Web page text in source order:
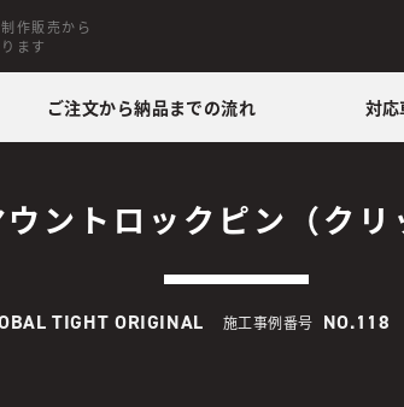
作販売から
ます
ご注文から納品までの流れ 対
ウントロックピン（クリ
TIGHT ORIGINAL 施工事例番号 NO.118